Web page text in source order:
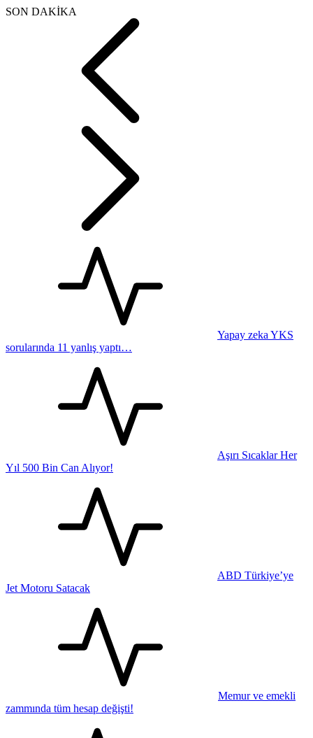
SON DAKİKA
Yapay zeka YKS
sorularında 11 yanlış yaptı…
Aşırı Sıcaklar Her
Yıl 500 Bin Can Alıyor!
ABD Türkiye’ye
Jet Motoru Satacak
Memur ve emekli
zammında tüm hesap değişti!